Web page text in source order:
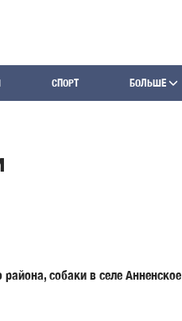
СПОРТ БОЛЬШЕ
собаки в селе Анненское